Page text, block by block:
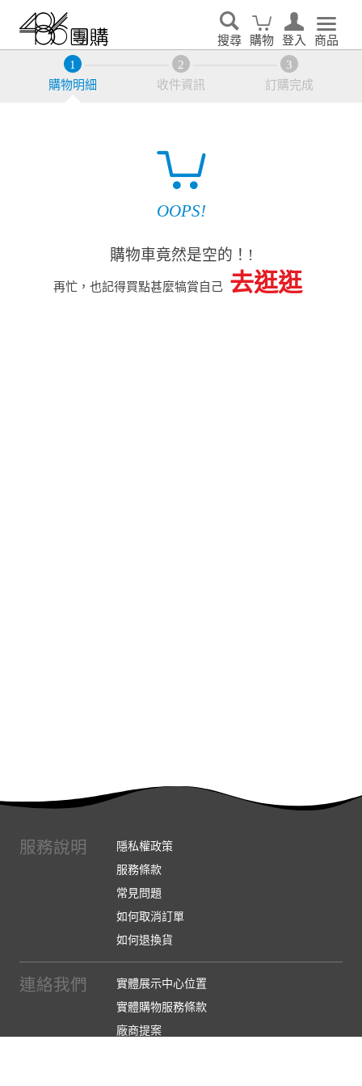
搜尋 購物 登入 商品
購物明細 收件資訊 訂購完成
OOPS!
購物車竟然是空的！!
再忙，也記得買點甚麼犒賞自己 去逛逛
服務說明
隱私權政策
服務條款
常見問題
如何取消訂單
如何退換貨
連絡我們
實體展示中心位置
實體購物服務條款
廠商提案